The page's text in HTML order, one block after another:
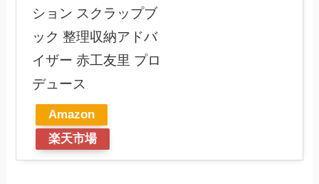
ション スクラップブ
ック 整理収納アドバ
イザー 赤工友里 プロ
デュース
Amazon
楽天市場